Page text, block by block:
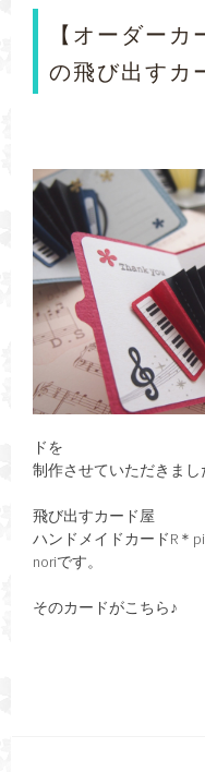
【オーダー
の飛び出すカ
ドを
制作させていただきまし
飛び出すカード屋
ハンドメイドカードR＊
noriです。
そのカードがこちら♪